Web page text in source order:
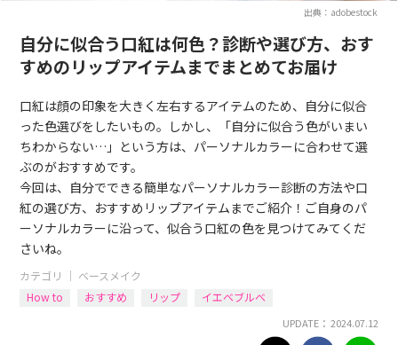
出典：adobestock
自分に似合う口紅は何色？診断や選び方、おす
すめのリップアイテムまでまとめてお届け
口紅は顔の印象を大きく左右するアイテムのため、自分に似合
った色選びをしたいもの。しかし、「自分に似合う色がいまい
ちわからない…」という方は、パーソナルカラーに合わせて選
ぶのがおすすめです。
今回は、自分でできる簡単なパーソナルカラー診断の方法や口
紅の選び方、おすすめリップアイテムまでご紹介！ご自身のパ
ーソナルカラーに沿って、似合う口紅の色を見つけてみてくだ
さいね。
カテゴリ ｜ ベースメイク
How to
おすすめ リップ イエベブルベ
UPDATE： 2024.07.12